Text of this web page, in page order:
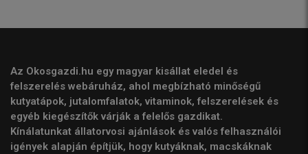
Az Okosgazdi.hu egy magyar kisállat eledel és
felszerelés webáruház, ahol megbízható minőségű
kutyatápok, jutalomfalatok, vitaminok, felszerelések és
egyéb kiegészítők várják a felelős gazdikat.
Kínálatunkat állatorvosi ajánlások és valós felhasználói
igények alapján építjük, hogy kutyáknak, macskáknak